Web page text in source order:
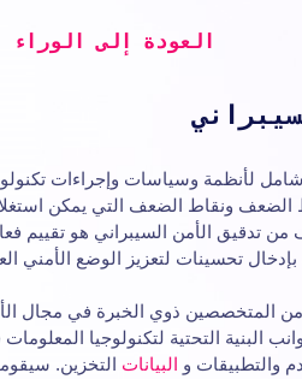
العودة إلى الوراء
لأنظمة وسياسات وإجراءات
الضعف ونقاط الضعف التي يمكن
من تدقيق الأمن السيبراني هو تقييم
بإدخال تحسينات لتعزيز الوضع الأمني
من المتخصصين ذوي الخبرة في مجال
البنية التحتية لتكنولوجيا
والتطبيقات و البيانات التخزين.